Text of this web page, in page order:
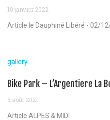
10 janvier 2022
Article le Dauphiné Libéré - 02/
gallery
Bike Park – L’Argentiere La
5 août 2021
Article ALPES & MIDI